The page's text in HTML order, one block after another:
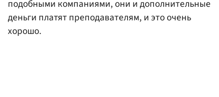
подобными компаниями, они и дополнительные
деньги платят преподавателям, и это очень
хорошо.